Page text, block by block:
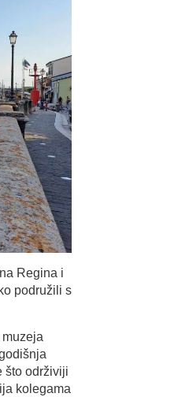
Regina i
podružili s
što održiviji
kolegama